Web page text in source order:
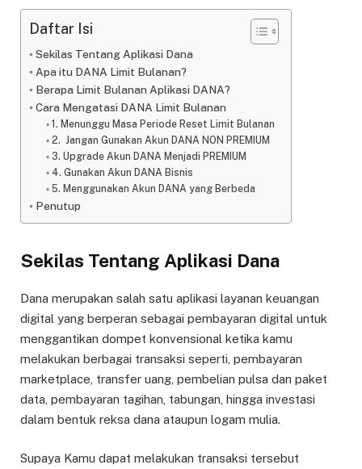
Daftar Isi
Sekilas Tentang Aplikasi Dana
Apa itu DANA Limit Bulanan?
Berapa Limit Bulanan Aplikasi DANA?
Cara Mengatasi DANA Limit Bulanan
1. Menunggu Masa Periode Reset Limit Bulanan
2. Jangan Gunakan Akun DANA NON PREMIUM
3. Upgrade Akun DANA Menjadi PREMIUM
4. Gunakan Akun DANA Bisnis
5. Menggunakan Akun DANA yang Berbeda
Penutup
Sekilas Tentang Aplikasi Dana
Dana merupakan salah satu aplikasi layanan keuangan
digital yang berperan sebagai pembayaran digital untuk
menggantikan dompet konvensional ketika kamu
melakukan berbagai transaksi seperti, pembayaran
marketplace, transfer uang, pembelian pulsa dan paket
data, pembayaran tagihan, tabungan, hingga investasi
dalam bentuk reksa dana ataupun logam mulia.
Supaya Kamu dapat melakukan transaksi tersebut